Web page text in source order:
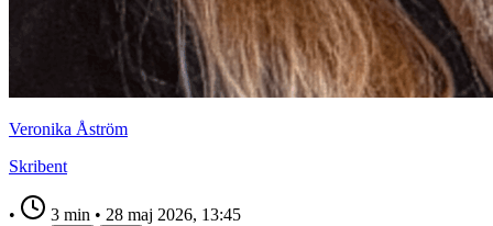
Veronika Åström
Skribent
• 3 min • 28 maj 2026, 13:45